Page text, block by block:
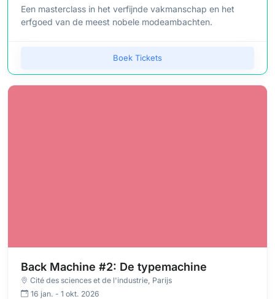
Een masterclass in het verfijnde vakmanschap en het
erfgoed van de meest nobele modeambachten.
Boek Tickets
Back Machine #2: De typemachine
Cité des sciences et de l'industrie, Parijs
16 jan. - 1 okt. 2026